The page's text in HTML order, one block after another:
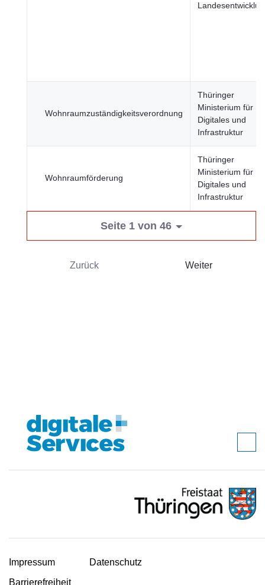
Wohnraumzuständigkeitsverordnung
Thüringer
Ministerium für
Digitales und
Infrastruktur
Wohnraumförderung
Thüringer
Ministerium für
Digitales und
Infrastruktur
Seite 1 von 46
Zurück Weiter
Impressum
Datenschutz
Barrierefreiheit